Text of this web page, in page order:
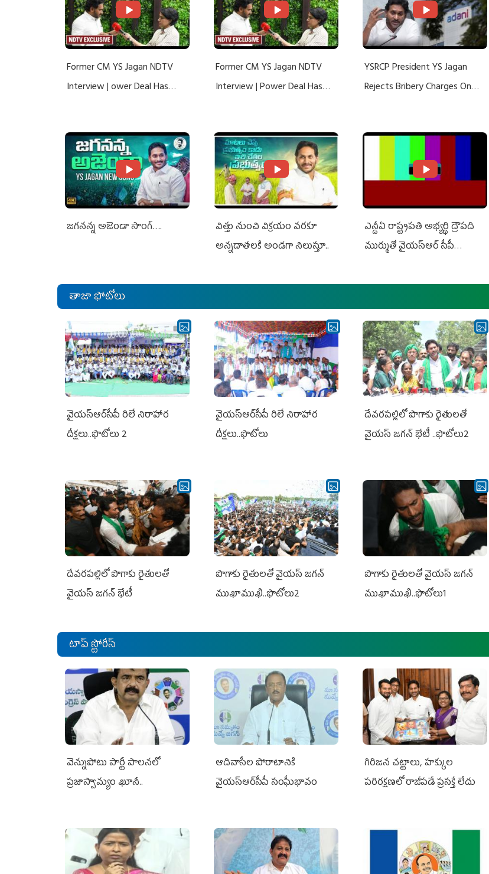
Former CM YS Jagan NDTV
Interview | ower Deal Has
Former CM YS Jagan NDTV
Interview | Power Deal Has
YSRCP President YS Jagan
Rejects Bribery Charges On
జగనన్న అజెండా సాంగ్….
విత్తు నుంచి విక్రయం వరకూ
అన్నదాతలకి అండగా నిలుస్తూ..
ఎన్డీఏ రాష్ట్ర‌ప‌తి అభ్య‌ర్థి ద్రౌప‌ది
ముర్ముతో వైయ‌స్ఆర్ సీపీ
ఎమ్మెల్యేలు, ఎంపీల స‌మావేశం
తాజా ఫోటోలు
వైయ‌స్ఆర్‌సీపీ రిలే నిరాహార
దీక్షలు..ఫొటోలు 2
వైయ‌స్ఆర్‌సీపీ రిలే నిరాహార
దీక్షలు..ఫొటోలు
దేవరపల్లిలో పొగాకు రైతులతో
వైయస్ జగన్ భేటీ ..ఫొటోలు2
దేవరపల్లిలో పొగాకు రైతులతో
వైయస్ జగన్ భేటీ
పొగాకు రైతుల‌తో వైయ‌స్ జ‌గ‌న్
ముఖాముఖి..ఫొటోలు2
పొగాకు రైతుల‌తో వైయ‌స్ జ‌గ‌న్
ముఖాముఖి..ఫొటోలు1
టాప్ స్టోరీస్
వెన్నుపోటు పార్టీ పాలనలో
ప్రజాస్వామ్యం ఖూనీ..
ఆదివాసీల పోరాటానికి
వైయ‌స్ఆర్‌సీపీ సంఘీభావం
గిరిజన చట్టాలు, హక్కుల
పరిరక్షణలో రాజీపడే ప్రసక్తే లేదు